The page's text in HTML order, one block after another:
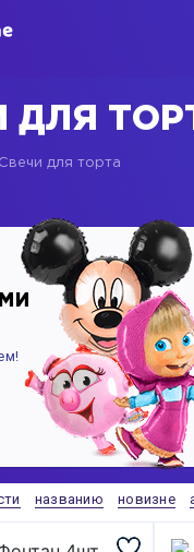
ДЛЯ
Свечи для торта
названию новизне